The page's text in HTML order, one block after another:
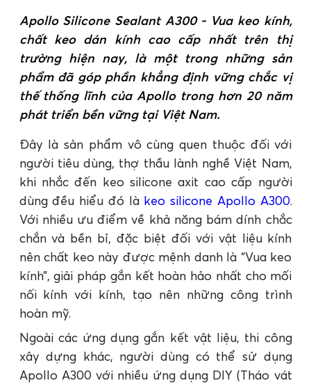
Apollo Silicone Sealant A300 - Vua keo kính,
chất keo dán kính cao cấp nhất trên thị
trường hiện nay, là một trong những sản
phẩm đã góp phần khẳng định vững chắc vị
thế thống lĩnh của Apollo trong hơn 20 năm
phát triển bền vững tại Việt Nam.
Đây là sản phẩm vô cùng quen thuộc đối với
người tiêu dùng, thợ thầu lành nghề Việt Nam,
khi nhắc đến keo silicone axit cao cấp người
dùng đều hiểu đó là keo silicone Apollo A300.
Với nhiều ưu điểm về khả năng bám dính chắc
chắn và bền bỉ, đặc biệt đối với vật liệu kính
nên chất keo này được mệnh danh là “Vua keo
kính”, giải pháp gắn kết hoàn hảo nhất cho mối
nối kính với kính, tạo nên những công trình
hoàn mỹ.
Ngoài các ứng dụng gắn kết vật liệu, thi công
xây dựng khác, người dùng có thể sử dụng
Apollo A300 với nhiều ứng dụng DIY (Tháo vát